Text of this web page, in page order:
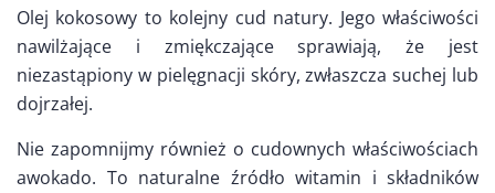
Olej kokosowy to kolejny cud natury. Jego właściwości
nawilżające i zmiękczające sprawiają, że jest
niezastąpiony w pielęgnacji skóry, zwłaszcza suchej lub
dojrzałej.
Nie zapomnijmy również o cudownych właściwościach
awokado. To naturalne źródło witamin i składników